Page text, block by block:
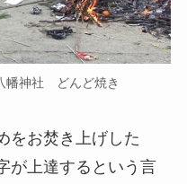
幡神社 どんど焼き
をお焚き上げした
が上達するという言